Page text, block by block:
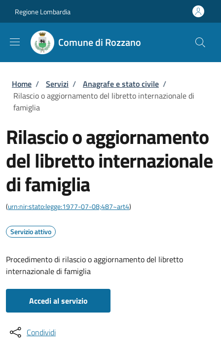
Regione Lombardia
Comune di Rozzano
Briciole di pane
Home / Servizi / Anagrafe e stato civile /
Rilascio o aggiornamento del libretto internazionale di
famiglia
Rilascio o aggiornamento
del libretto internazionale
di famiglia
(urn:nir:stato:legge:1977-07-08;487~art4)
Servizio attivo
Procedimento di rilascio o aggiornamento del libretto
internazionale di famiglia
Accedi al servizio
Condividi